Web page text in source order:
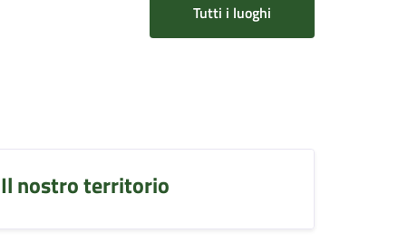
Tutti i luoghi
Il nostro territorio